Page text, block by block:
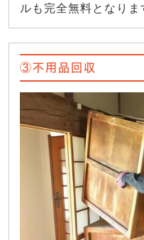
ルも完全無料となりま
③不用品回収